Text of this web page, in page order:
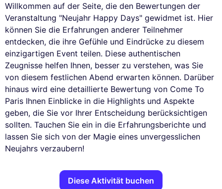
Willkommen auf der Seite, die den Bewertungen der
Veranstaltung "Neujahr Happy Days" gewidmet ist. Hier
können Sie die Erfahrungen anderer Teilnehmer
entdecken, die ihre Gefühle und Eindrücke zu diesem
einzigartigen Event teilen. Diese authentischen
Zeugnisse helfen Ihnen, besser zu verstehen, was Sie
von diesem festlichen Abend erwarten können. Darüber
hinaus wird eine detaillierte Bewertung von Come To
Paris Ihnen Einblicke in die Highlights und Aspekte
geben, die Sie vor Ihrer Entscheidung berücksichtigen
sollten. Tauchen Sie ein in die Erfahrungsberichte und
lassen Sie sich von der Magie eines unvergesslichen
Neujahrs verzaubern!
Diese Aktivität buchen